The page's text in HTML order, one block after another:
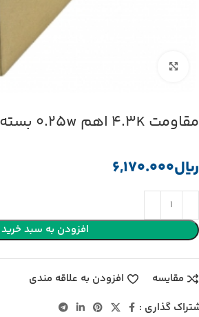
مقاومت 4.3K اهم 0.25w بسته5000 تایی(SEP)
﷼
افزودن به سبد خرید
مقایسه
افزودن به علاقه مندی
گذاری :